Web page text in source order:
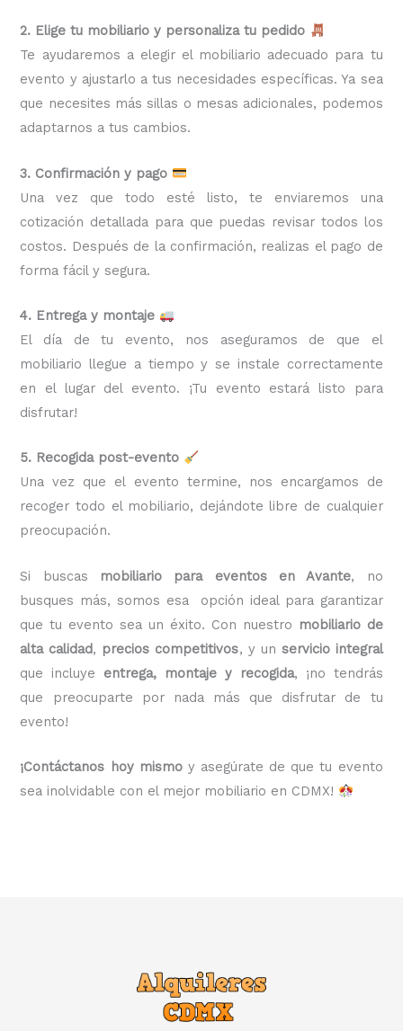
2. Elige tu mobiliario y personaliza tu pedido
Te ayudaremos a elegir el mobiliario adecuado para tu
evento y ajustarlo a tus necesidades específicas. Ya sea
que necesites más sillas o mesas adicionales, podemos
adaptarnos a tus cambios.
3. Confirmación y pago
Una vez que todo esté listo, te enviaremos una
cotización detallada para que puedas revisar todos los
costos. Después de la confirmación, realizas el pago de
forma fácil y segura.
4. Entrega y montaje
El día de tu evento, nos aseguramos de que el
mobiliario llegue a tiempo y se instale correctamente
en el lugar del evento. ¡Tu evento estará listo para
disfrutar!
5. Recogida post-evento
Una vez que el evento termine, nos encargamos de
recoger todo el mobiliario, dejándote libre de cualquier
preocupación.
Si buscas mobiliario para eventos en Avante, no
busques más, somos esa opción ideal para garantizar
que tu evento sea un éxito. Con nuestro mobiliario de
alta calidad, precios competitivos, y un servicio integral
que incluye entrega, montaje y recogida, ¡no tendrás
que preocuparte por nada más que disfrutar de tu
evento!
¡Contáctanos hoy mismoy asegúrate de que tu evento
sea inolvidable con el mejor mobiliario en CDMX!